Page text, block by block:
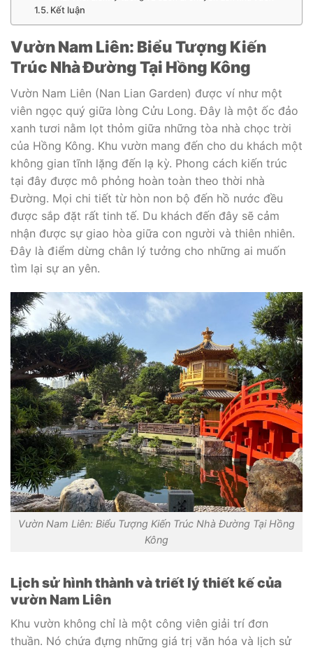
Kết luận
Vườn Nam Liên: Biểu Tượng Kiến
Trúc Nhà Đường Tại Hồng Kông
Vườn Nam Liên (Nan Lian Garden) được ví như một
viên ngọc quý giữa lòng Cửu Long. Đây là một ốc đảo
xanh tươi nằm lọt thỏm giữa những tòa nhà chọc trời
của Hồng Kông. Khu vườn mang đến cho du khách một
không gian tĩnh lặng đến lạ kỳ. Phong cách kiến trúc
tại đây được mô phỏng hoàn toàn theo thời nhà
Đường. Mọi chi tiết từ hòn non bộ đến hồ nước đều
được sắp đặt rất tinh tế. Du khách đến đây sẽ cảm
nhận được sự giao hòa giữa con người và thiên nhiên.
Đây là điểm dừng chân lý tưởng cho những ai muốn
tìm lại sự an yên.
Vườn Nam Liên: Biểu Tượng Kiến Trúc Nhà Đường Tại Hồng
Kông
Lịch sử hình thành và triết lý thiết kế của
vườn Nam Liên
Khu vườn không chỉ là một công viên giải trí đơn
thuần. Nó chứa đựng những giá trị văn hóa và lịch sử